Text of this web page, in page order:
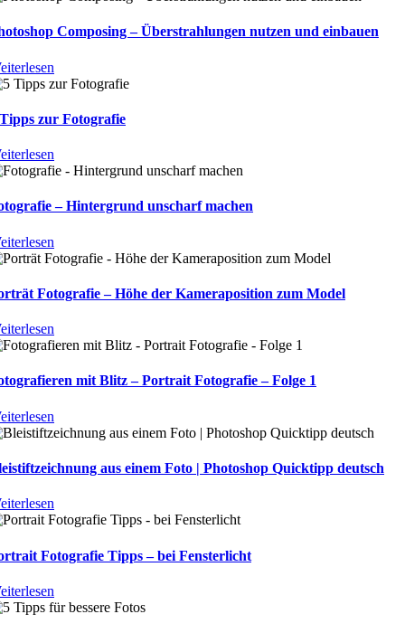
Composing – Überstrahlungen nutzen und einbauen
zur Fotografie
– Hintergrund unscharf machen
Fotografie – Höhe der Kameraposition zum Model
mit Blitz – Portrait Fotografie – Folge 1
aus einem Foto | Photoshop Quicktipp deutsch
Fotografie Tipps – bei Fensterlicht